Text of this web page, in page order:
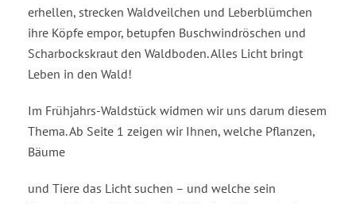
erhellen, strecken Waldveilchen und Leberblümchen
ihre Köpfe empor, betupfen Buschwindröschen und
Scharbockskraut den Waldboden. Alles Licht bringt
Leben in den Wald!
Im Frühjahrs-Waldstück widmen wir uns darum diesem
Thema. Ab Seite 1 zeigen wir Ihnen, welche Pflanzen,
Bäume
und Tiere das Licht suchen – und welche sein